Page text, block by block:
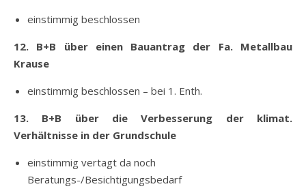
einstimmig beschlossen
12. B+B über einen Bauantrag der Fa. Metallbau
Krause
einstimmig beschlossen – bei 1. Enth.
13. B+B über die Verbesserung der klimat.
Verhältnisse in der Grundschule
einstimmig vertagt da noch
Beratungs-/Besichtigungsbedarf